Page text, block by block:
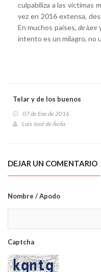
culpabiliza a las víctimas
vez en 2016 extensa,
En muchos países,de iure
intento es un milagro, no
Telar y de los buenos
07 de Ene de 2016
Luis José de Ávila
DEJAR UN COMENTARIO
Nombre / Apodo
Captcha